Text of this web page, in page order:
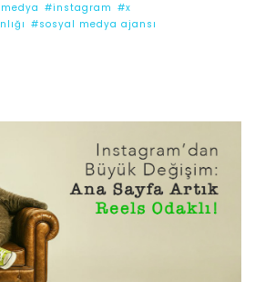
#instagram #x
#sosyal medya ajansı